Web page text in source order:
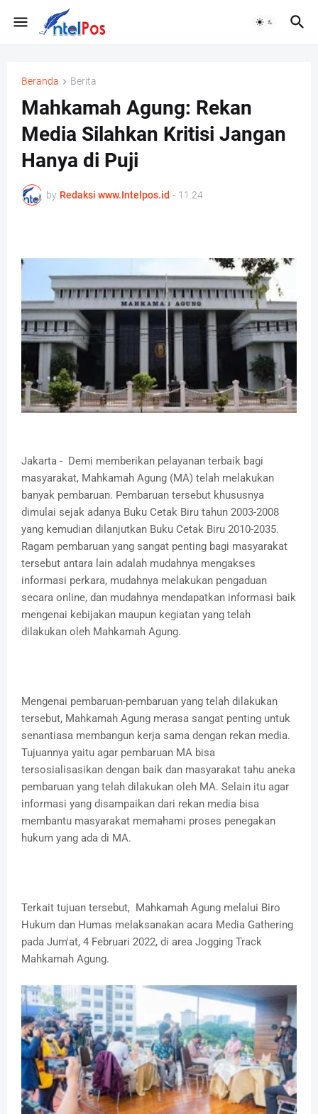
Beranda Berita
Mahkamah Agung: Rekan
Media Silahkan Kritisi Jangan
Hanya di Puji
by Redaksi www.Intelpos.id - 11.24
Jakarta - Demi memberikan pelayanan terbaik bagi
masyarakat, Mahkamah Agung (MA) telah melakukan
banyak pembaruan. Pembaruan tersebut khususnya
dimulai sejak adanya Buku Cetak Biru tahun 2003-2008
yang kemudian dilanjutkan Buku Cetak Biru 2010-2035.
Ragam pembaruan yang sangat penting bagi masyarakat
tersebut antara lain adalah mudahnya mengakses
informasi perkara, mudahnya melakukan pengaduan
secara online, dan mudahnya mendapatkan informasi baik
mengenai kebijakan maupun kegiatan yang telah
dilakukan oleh Mahkamah Agung.
Mengenai pembaruan-pembaruan yang telah dilakukan
tersebut, Mahkamah Agung merasa sangat penting untuk
senantiasa membangun kerja sama dengan rekan media.
Tujuannya yaitu agar pembaruan MA bisa
tersosialisasikan dengan baik dan masyarakat tahu aneka
pembaruan yang telah dilakukan oleh MA. Selain itu agar
informasi yang disampaikan dari rekan media bisa
membantu masyarakat memahami proses penegakan
hukum yang ada di MA.
Terkait tujuan tersebut, Mahkamah Agung melalui Biro
Hukum dan Humas melaksanakan acara Media Gathering
pada Jum'at, 4 Februari 2022, di area Jogging Track
Mahkamah Agung.